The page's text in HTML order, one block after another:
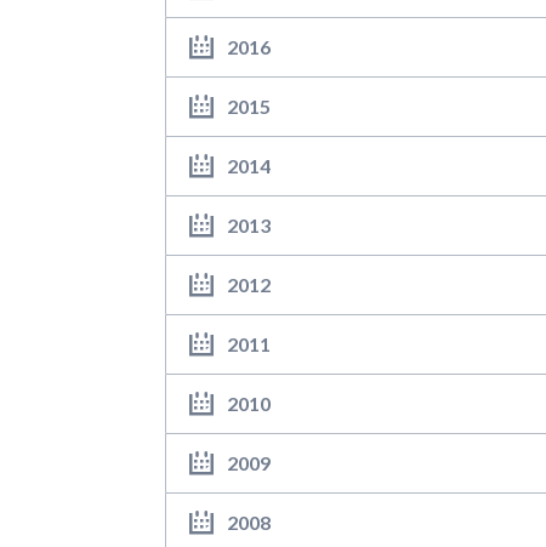
2016
2015
2014
2013
2012
2011
2010
2009
2008